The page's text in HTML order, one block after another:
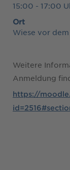
15:00 - 17:00
Ort
Wiese vor
Weitere
Anmeldung
https://